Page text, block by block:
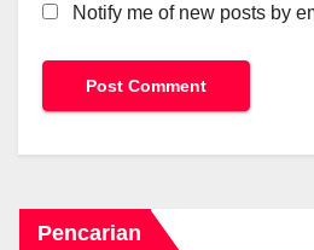
Notify me of new posts by
Pencarian